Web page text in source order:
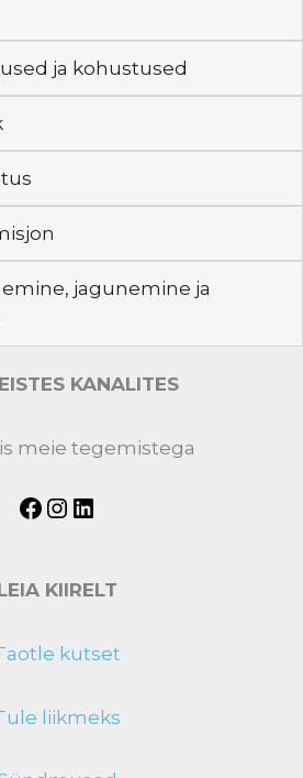
ja kohustused
jagunemine ja
KANALITES
meie tegemistega
KIIRELT
kutset
liikmeks